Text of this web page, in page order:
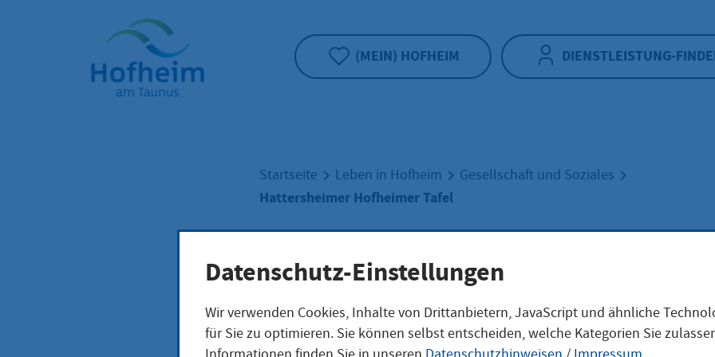
Startseite"
(MEIN) HOFHEIM DIENSTLEISTUNG-
Startseite Leben in Hofheim Gesellschaft und Soziales
Hattersheimer Hofheimer Tafel
Hattersheimer
Tafel
Datenschutz-Einstellungen
Wir verwenden Cookies, Inhalte von Drittanbietern, JavaScript und ähnliche
für Sie zu optimieren. Sie können selbst entscheiden, welche Kategorien Sie